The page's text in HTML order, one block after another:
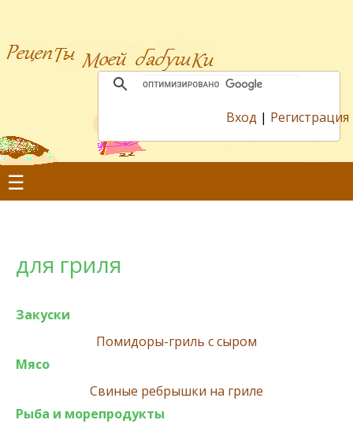
Вход | Регистрация
☰
для гриля
Закуски
Помидоры-гриль с сыром
Мясо
Свиные ребрышки на гриле
Рыба и морепродукты